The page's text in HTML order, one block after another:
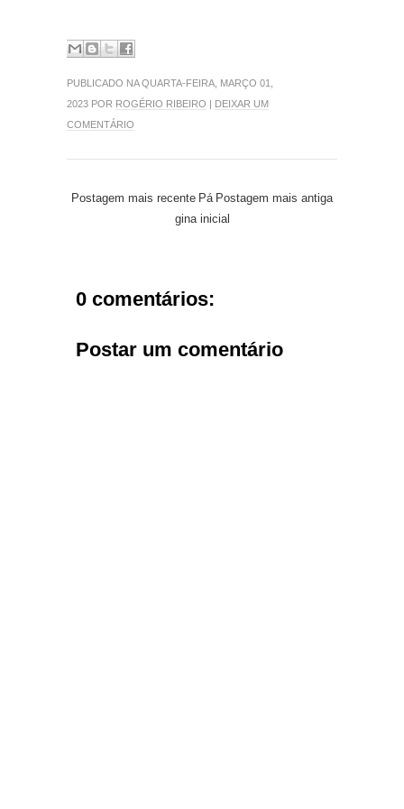
PUBLICADO NA QUARTA-FEIRA, MARÇO 01,
2023 POR ROGÉRIO RIBEIRO | DEIXAR UM
COMENTÁRIO
Postagem mais recente Postagem mais antiga
Pá
gina inicial
0 comentários:
Postar um comentário